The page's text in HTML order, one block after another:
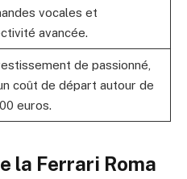
vocales et
avancée.
de passionné,
coût de départ autour de
euros.
la Ferrari Roma